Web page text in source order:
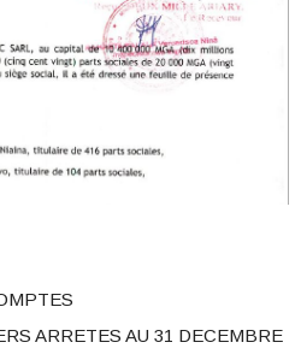
ARRETES AU 31 DECEMBRE